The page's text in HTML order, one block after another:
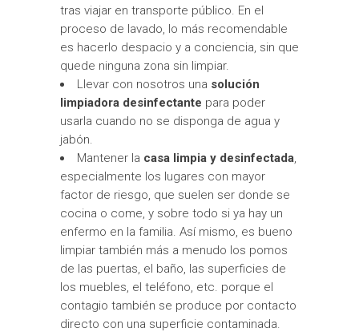
tras viajar en transporte público. En el
proceso de lavado, lo más recomendable
es hacerlo despacio y a conciencia, sin que
quede ninguna zona sin limpiar.
Llevar con nosotros una solución
limpiadora desinfectante para poder
usarla cuando no se disponga de agua y
jabón.
Mantener la casa limpia y desinfectada,
especialmente los lugares con mayor
factor de riesgo, que suelen ser donde se
cocina o come, y sobre todo si ya hay un
enfermo en la familia. Así mismo, es bueno
limpiar también más a menudo los pomos
de las puertas, el baño, las superficies de
los muebles, el teléfono, etc. porque el
contagio también se produce por contacto
directo con una superficie contaminada.